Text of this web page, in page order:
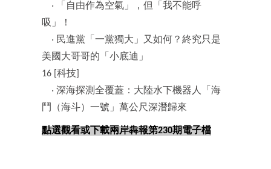
‧ 「自由作為空氣」，但「我不能呼
吸」！
‧ 民進黨「一黨獨大」又如何？終究只是
美國大哥哥的「小底迪」
16 [科技]
‧ 深海探測全覆蓋：大陸水下機器人「海
鬥（海斗）一號」萬公尺深潛歸來
點選觀看或下載兩岸犇報第230期電子檔